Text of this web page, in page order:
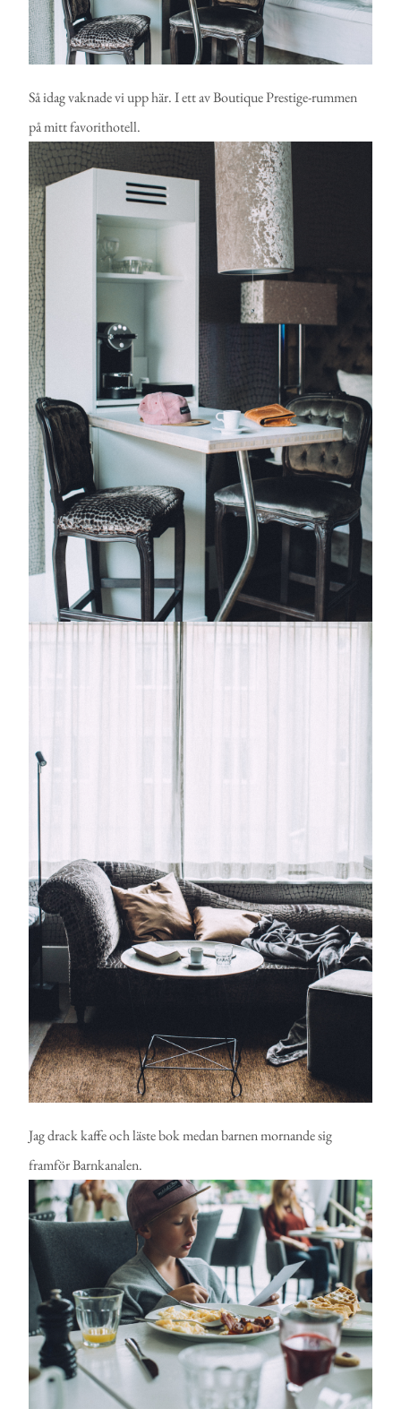
Så idag vaknade vi upp här. I ett av Boutique Prestige-rummen
på mitt favorithotell.
Jag drack kaffe och läste bok medan barnen mornande sig
framför Barnkanalen.